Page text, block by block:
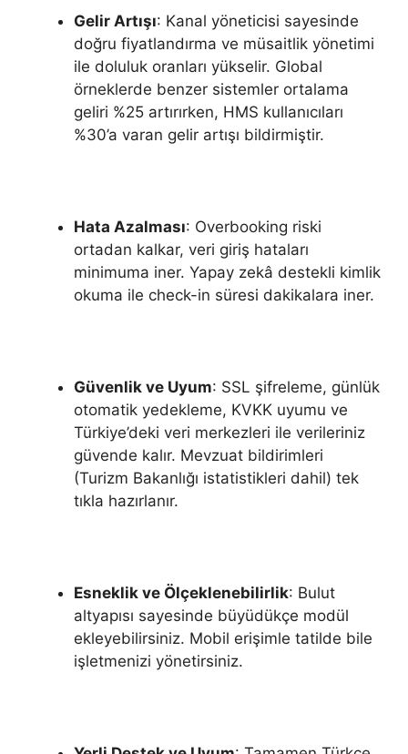
Gelir Artışı: Kanal yöneticisi sayesinde
doğru fiyatlandırma ve müsaitlik yönetimi
ile doluluk oranları yükselir. Global
örneklerde benzer sistemler ortalama
geliri %25 artırırken, HMS kullanıcıları
%30’a varan gelir artışı bildirmiştir.
Hata Azalması: Overbooking riski
ortadan kalkar, veri giriş hataları
minimuma iner. Yapay zekâ destekli kimlik
okuma ile check-in süresi dakikalara iner.
Güvenlik ve Uyum: SSL şifreleme, günlük
otomatik yedekleme, KVKK uyumu ve
Türkiye’deki veri merkezleri ile verileriniz
güvende kalır. Mevzuat bildirimleri
(Turizm Bakanlığı istatistikleri dahil) tek
tıkla hazırlanır.
Esneklik ve Ölçeklenebilirlik: Bulut
altyapısı sayesinde büyüdükçe modül
ekleyebilirsiniz. Mobil erişimle tatilde bile
işletmenizi yönetirsiniz.